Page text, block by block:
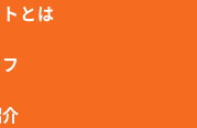
とは